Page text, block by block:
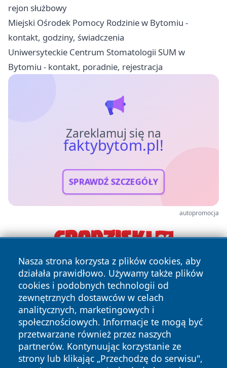
rejon służbowy
Miejski Ośrodek Pomocy Rodzinie w Bytomiu -
kontakt, godziny, świadczenia
Uniwersyteckie Centrum Stomatologii SUM w
Bytomiu - kontakt, poradnie, rejestracja
Zareklamuj się na
faktybytom.pl!
SPRAWDŹ SZCZEGÓŁY
autopromocja
Nasza strona korzysta z plików cookies, aby
działała prawidłowo. Używamy także plików
cookies i podobnych technologii od
zewnętrznych dostawców w celach
analitycznych, marketingowych i
społecznościowych. Informacje te mogą być
przetwarzane również przez naszych
partnerów. Kontynuując korzystanie ze
strony lub klikając „Przechodzę do serwisu",
Copyright © 2026 faktybytom.pl Wszystkie prawa zastrzeżone.